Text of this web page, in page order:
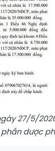
27/5/
dược